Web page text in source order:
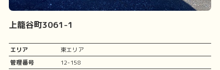
上籠谷町3061-1
エリア
東エリア
管理番号
12-158